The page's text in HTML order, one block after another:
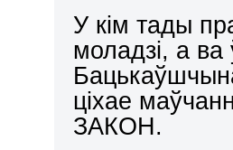
У кім тады
моладзі, а
ціхае
ЗАКОН.